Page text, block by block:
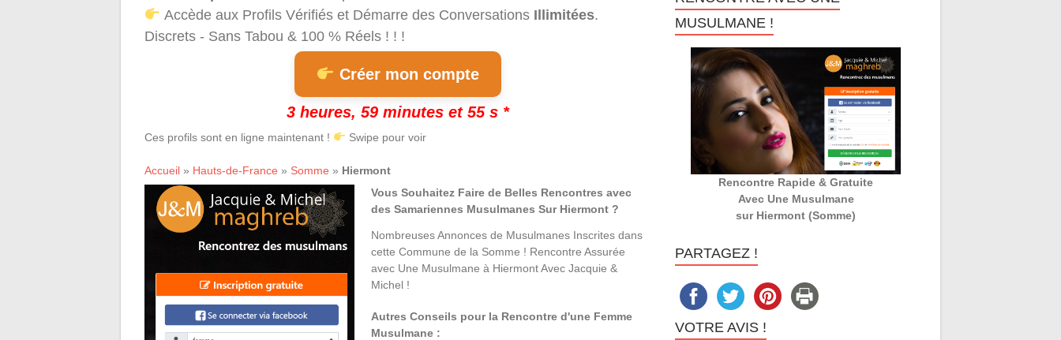
Accède aux Profils Vérifiés et Démarre des Conversations Illimitées.
Discrets - Sans Tabou & 100 % Réels ! ! !
Créer mon compte
3 heures, 59 minutes et 54 s *
Ces profils sont en ligne maintenant ! Swipe pour voir
Accueil » Hauts-de-France » Somme » Hiermont
Vous Souhaitez Faire de Belles Rencontres avec
des Samariennes Musulmanes Sur Hiermont ?
Nombreuses Annonces de Musulmanes Inscrites dans
cette Commune de la Somme ! Rencontre Assurée
avec Une Musulmane à Hiermont Avec Jacquie &
Michel !
Autres Conseils pour la Rencontre d'une Femme
Musulmane :
MUSULMANE !
Rencontre Rapide & Gratuite
Avec Une Musulmane
sur Hiermont (Somme)
PARTAGEZ !
VOTRE AVIS !